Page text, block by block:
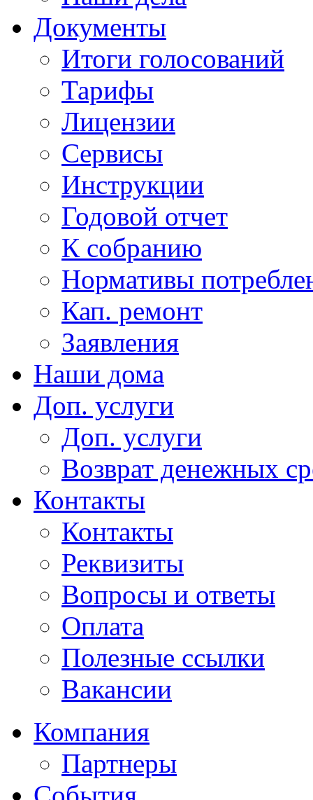
Документы
Итоги голосований
Тарифы
Лицензии
Сервисы
Инструкции
Годовой отчет
К собранию
Нормативы
Кап. ремонт
Заявления
Наши дома
Доп. услуги
Доп. услуги
Возврат денежных
Контакты
Контакты
Реквизиты
Вопросы и ответы
Оплата
Полезные ссылки
Вакансии
Компания
Партнеры